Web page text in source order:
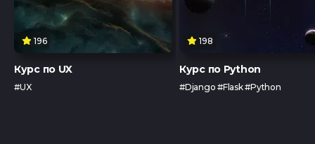
196
Курс по UX
#UX
198
Курс по Python
#Django #Flask #Python